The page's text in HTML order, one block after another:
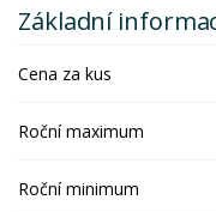
Základní
Cena za kus
Roční maximum
Roční minimum